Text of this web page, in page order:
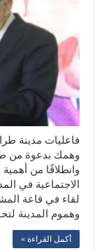
فاعليات مدينة
وهمك بدعوة من
وانطلاقًا من
الاجتماعية في
لقاء في قاعة
وهموم المدينة
أكمل القراءة »